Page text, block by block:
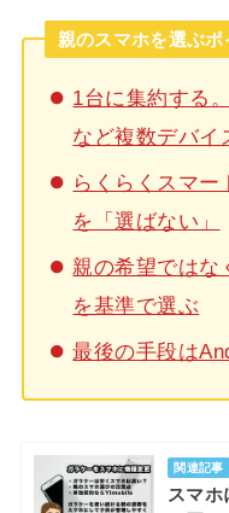
親のスマホを選ぶポ
1台に集約する
など複数デバイ
らくらくスマ
を「選ばない」
親の希望ではな
を基準で選ぶ
最後の手段は
関連記事
スマホ